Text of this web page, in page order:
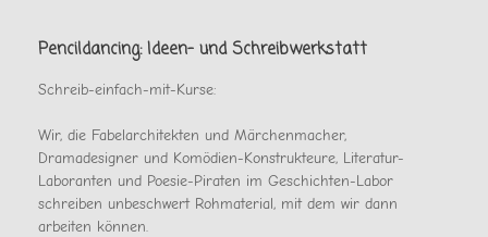
noch
Pencildancing: Ideen- und Schreibwerkstatt
Schreib-einfach-mit-Kurse:
Wir, die Fabelarchitekten und Märchenmacher,
Dramadesigner und Komödien-Konstrukteure, Literatur-
Laboranten und Poesie-Piraten im Geschichten-Labor
schreiben unbeschwert Rohmaterial, mit dem wir dann
arbeiten können.